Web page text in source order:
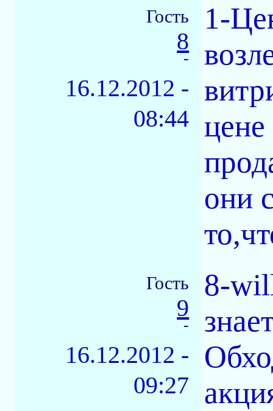
Гость
8
-
16.12.2012 -
08:44
1-
они
Гость
9
-
16.12.2012 -
09:27
8-